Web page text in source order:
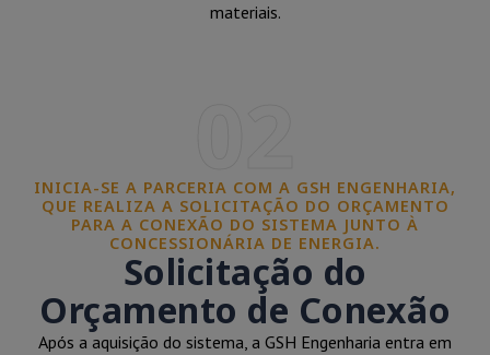
materiais.
INICIA-SE A PARCERIA COM A GSH ENGENHARIA,
QUE REALIZA A SOLICITAÇÃO DO ORÇAMENTO
PARA A CONEXÃO DO SISTEMA JUNTO À
CONCESSIONÁRIA DE ENERGIA.
Solicitação do
Orçamento de Conexão
Após a aquisição do sistema, a GSH Engenharia entra em